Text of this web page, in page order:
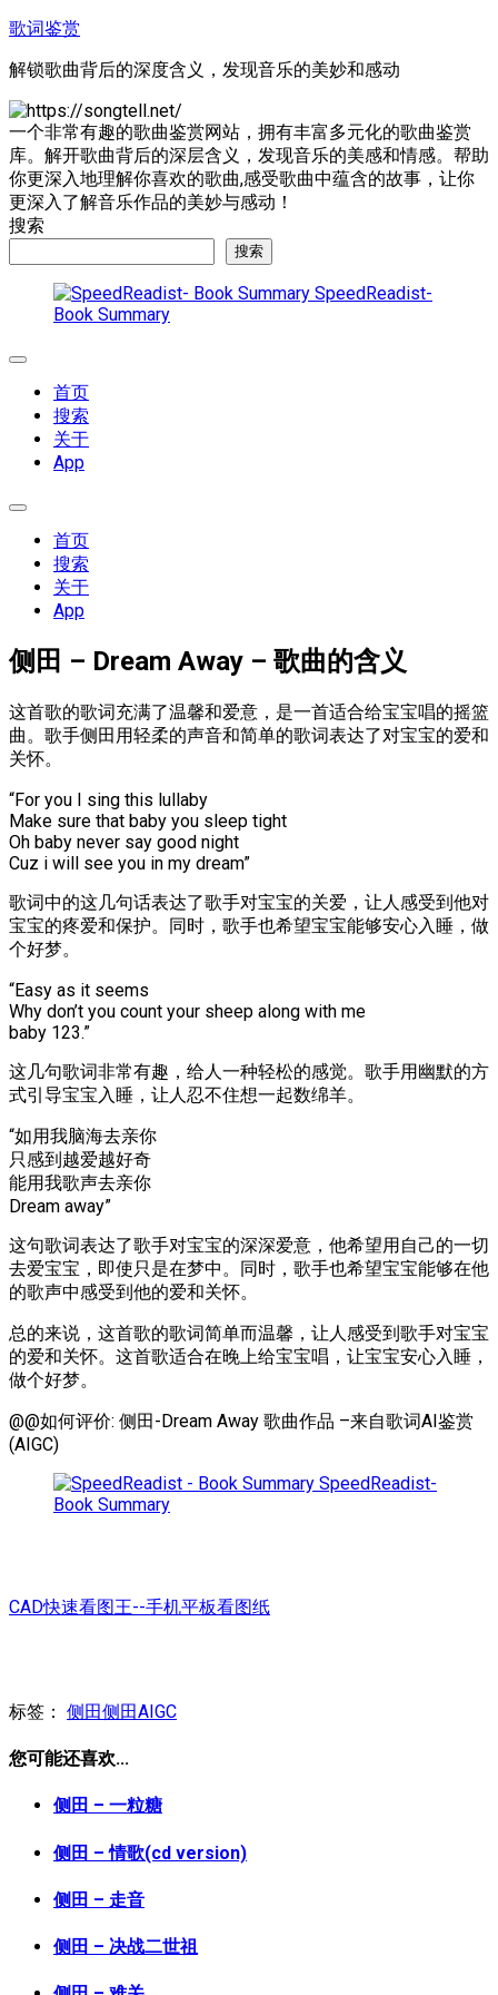
跳
内
容
歌词鉴赏
解锁歌曲背后的深度含义，发现音乐的美妙和感动
一个非常有趣的歌曲鉴赏网站，拥有丰富多元化的歌曲鉴赏
库。解开歌曲背后的深层含义，发现音乐的美感和情感。帮助
你更深入地理解你喜欢的歌曲,感受歌曲中蕴含的故事，让你
更深入了解音乐作品的美妙与感动！
搜索
搜索
SpeedReadist-
Book Summary
展
首页
搜索
关于
App
展
首页
搜索
关于
App
侧田 – Dream Away – 歌曲的含义
这首歌的歌词充满了温馨和爱意，是一首适合给宝宝唱的摇篮
曲。歌手侧田用轻柔的声音和简单的歌词表达了对宝宝的爱和
关怀。
“For you I sing this lullaby
Make sure that baby you sleep tight
Oh baby never say good night
Cuz i will see you in my dream”
歌词中的这几句话表达了歌手对宝宝的关爱，让人感受到他对
宝宝的疼爱和保护。同时，歌手也希望宝宝能够安心入睡，做
个好梦。
“Easy as it seems
Why don’t you count your sheep along with me
baby 123.”
这几句歌词非常有趣，给人一种轻松的感觉。歌手用幽默的方
式引导宝宝入睡，让人忍不住想一起数绵羊。
“如用我脑海去亲你
只感到越爱越好奇
能用我歌声去亲你
Dream away”
这句歌词表达了歌手对宝宝的深深爱意，他希望用自己的一切
去爱宝宝，即使只是在梦中。同时，歌手也希望宝宝能够在他
的歌声中感受到他的爱和关怀。
总的来说，这首歌的歌词简单而温馨，让人感受到歌手对宝宝
的爱和关怀。这首歌适合在晚上给宝宝唱，让宝宝安心入睡，
做个好梦。
@@如何评价: 侧田-Dream Away 歌曲作品 –来自歌词AI鉴赏
(AIGC)
SpeedReadist-
Book Summary
CAD快速看图王--手机平板看图纸
标签： 侧田侧田AIGC
您可能还喜欢...
侧田 – 一粒糖
侧田 – 情歌(cd version)
侧田 – 走音
侧田 – 决战二世祖